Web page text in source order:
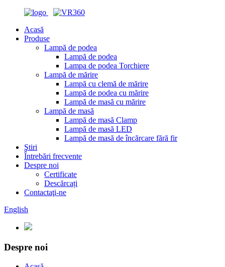
Acasă
Produse
Lampă de podea
Lampă de podea
Lampa de podea Torchiere
Lampă de mărire
Lampă cu clemă de mărire
Lampă de podea cu mărire
Lampă de masă cu mărire
Lampă de masă
Lampă de masă Clamp
Lampă de masă LED
Lampă de masă de încărcare fără fir
Ştiri
Întrebări frecvente
Despre noi
Certificate
Descărcați
Contactaţi-ne
English
Despre noi